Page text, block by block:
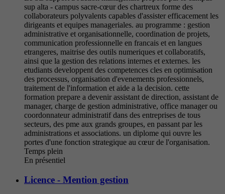
sup alta - campus sacre-cœur des chartreux forme des
collaborateurs polyvalents capables d'assister efficacement les
dirigeants et equipes manageriales. au programme : gestion
administrative et organisationnelle, coordination de projets,
communication professionnelle en francais et en langues
etrangeres, maitrise des outils numeriques et collaboratifs,
ainsi que la gestion des relations internes et externes. les
etudiants developpent des competences cles en optimisation
des processus, organisation d'evenements professionnels,
traitement de l'information et aide a la decision. cette
formation prepare a devenir assistant de direction, assistant de
manager, charge de gestion administrative, office manager ou
coordonnateur administratif dans des entreprises de tous
secteurs, des pme aux grands groupes, en passant par les
administrations et associations. un diplome qui ouvre les
portes d'une fonction strategique au cœur de l'organisation.
Temps plein
En présentiel
Licence - Mention gestion